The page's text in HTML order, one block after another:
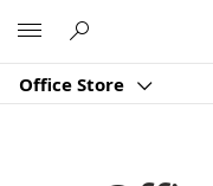
Office Store